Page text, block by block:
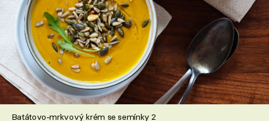
Batátovo-mrkvový krém se semínky 2